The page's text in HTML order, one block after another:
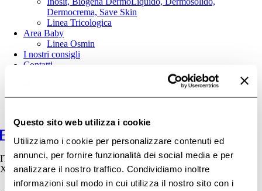
Questo sito web utilizza i cookie
Utilizziamo i cookie per personalizzare contenuti ed
annunci, per fornire funzionalità dei social media e per
analizzare il nostro traffico. Condividiamo inoltre
informazioni sul modo in cui utilizza il nostro sito con i
Dermocrema, Save Skin
Linea Tricologica
Area Baby
Linea Osmin
I nostri consigli
Contatti
IT
X